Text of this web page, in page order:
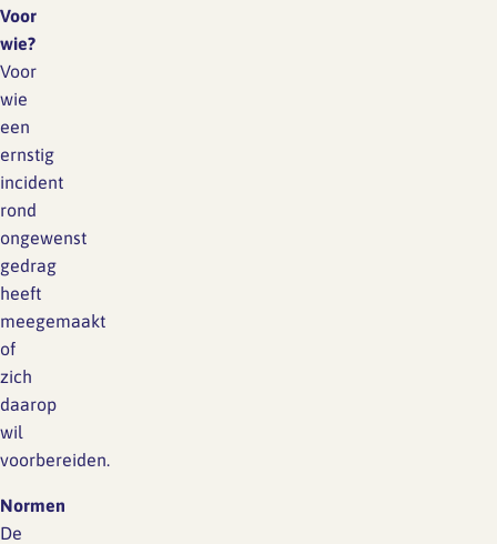
Voor
wie?
Voor
wie
een
ernstig
incident
rond
ongewenst
gedrag
heeft
meegemaakt
of
zich
daarop
wil
voorbereiden.
Normen
De